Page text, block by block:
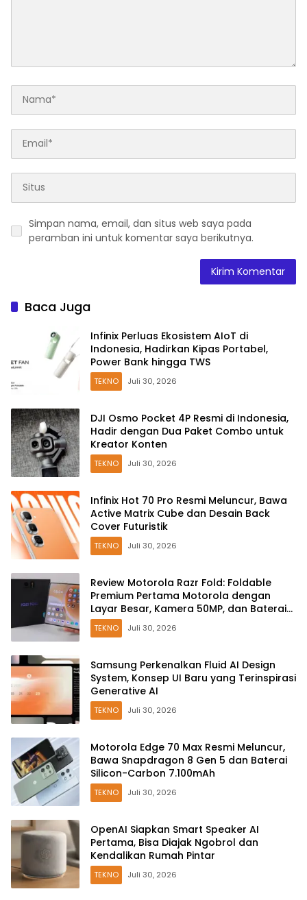
Simpan nama, email, dan situs web saya pada
peramban ini untuk komentar saya berikutnya.
Baca Juga
Infinix Perluas Ekosistem AIoT di
Indonesia, Hadirkan Kipas Portabel,
Power Bank hingga TWS
TEKNO Juli 30, 2026
DJI Osmo Pocket 4P Resmi di Indonesia,
Hadir dengan Dua Paket Combo untuk
Kreator Konten
TEKNO Juli 30, 2026
Infinix Hot 70 Pro Resmi Meluncur, Bawa
Active Matrix Cube dan Desain Back
Cover Futuristik
TEKNO Juli 30, 2026
Review Motorola Razr Fold: Foldable
Premium Pertama Motorola dengan
Layar Besar, Kamera 50MP, dan Baterai
6000mAh
TEKNO Juli 30, 2026
Samsung Perkenalkan Fluid AI Design
System, Konsep UI Baru yang Terinspirasi
Generative AI
TEKNO Juli 30, 2026
Motorola Edge 70 Max Resmi Meluncur,
Bawa Snapdragon 8 Gen 5 dan Baterai
Silicon-Carbon 7.100mAh
TEKNO Juli 30, 2026
OpenAI Siapkan Smart Speaker AI
Pertama, Bisa Diajak Ngobrol dan
Kendalikan Rumah Pintar
TEKNO Juli 30, 2026